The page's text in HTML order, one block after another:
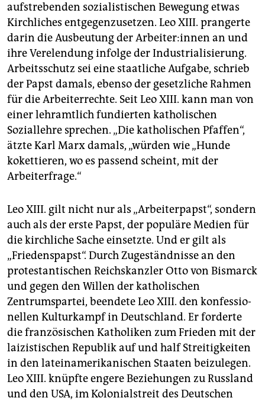
aufstrebenden sozialistischen Bewegung etwas
Kirchliches entgegenzusetzen. Leo XIII. prangerte
darin die Ausbeutung der Ar­bei­te­r:in­nen an und
ihre Verelendung infolge der Industrialisierung.
Arbeitsschutz sei eine staatliche Aufgabe, schrieb
der Papst damals, ebenso der gesetzliche Rahmen
für die Arbeiterrechte. Seit Leo XIII. kann man von
einer lehramtlich fundierten katholischen
Soziallehre sprechen. „Die katholischen Pfaffen“,
ätzte Karl Marx damals, „würden wie „Hunde
kokettieren, wo es passend scheint, mit der
Arbeiterfrage.“
Leo XIII. gilt nicht nur als „Arbeiterpapst“, sondern
auch als der erste Papst, der populäre Medien für
die kirchliche Sache einsetzte. Und er gilt als
„Friedenspapst“. Durch Zugeständnisse an den
protestantischen Reichskanzler Otto von Bismarck
und gegen den Willen der katholischen
Zentrumspartei, beendete Leo XIII. den konfessio­
nellen Kulturkampf in Deutschland. Er forderte
die französischen Katholiken zum Frieden mit der
laizistischen Republik auf und half Streitigkeiten
in den lateinamerikanischen Staaten beizulegen.
Leo XIII. knüpfte engere Beziehungen zu Russland
und den USA, im Kolonialstreit des Deutschen